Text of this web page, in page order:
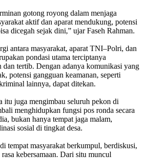
gotong royong dalam menjaga
aktif dan aparat mendukung, potensi
dicegah sejak dini,” ujar Faseh Rahman.
antara masyarakat, aparat TNI–Polri, dan
pondasi utama terciptanya
dan tertib. Dengan adanya komunikasi yang
potensi gangguan keamanan, seperti
lainnya, dapat ditekan.
itu juga mengimbau seluruh pekon di
menghidupkan fungsi pos ronda secara
bukan hanya tempat jaga malam,
sosial di tingkat desa.
tempat masyarakat berkumpul, berdiskusi,
kebersamaan. Dari situ muncul